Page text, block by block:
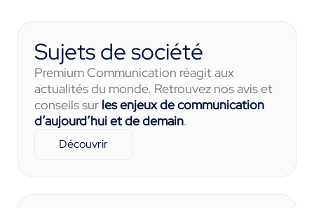
Sujets de société
Premium Communication réagit aux
actualités du monde. Retrouvez nos avis et
conseils sur les enjeux de communication
d’aujourd’hui et de demain.
Découvrir